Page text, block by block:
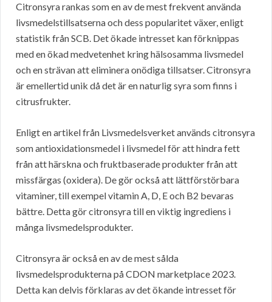
Citronsyra rankas som en av de mest frekvent använda
livsmedelstillsatserna och dess popularitet växer, enligt
statistik från SCB. Det ökade intresset kan förknippas
med en ökad medvetenhet kring hälsosamma livsmedel
och en strävan att eliminera onödiga tillsatser. Citronsyra
är emellertid unik då det är en naturlig syra som finns i
citrusfrukter.
Enligt en artikel från Livsmedelsverket används citronsyra
som antioxidationsmedel i livsmedel för att hindra fett
från att härskna och fruktbaserade produkter från att
missfärgas (oxidera). De gör också att lättförstörbara
vitaminer, till exempel vitamin A, D, E och B2 bevaras
bättre. Detta gör citronsyra till en viktig ingrediens i
många livsmedelsprodukter.
Citronsyra är också en av de mest sålda
livsmedelsprodukterna på CDON marketplace 2023.
Detta kan delvis förklaras av det ökande intresset för